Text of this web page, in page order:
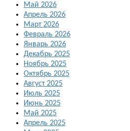
Май 2026
Апрель 2026
Март 2026
Февраль 2026
Январь 2026
Декабрь 2025
Ноябрь 2025
Октябрь 2025
Август 2025
Июль 2025
Июнь 2025
Май 2025
Апрель 2025